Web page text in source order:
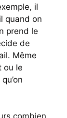
il
quand on
prend le
de
Même
ou le
combien